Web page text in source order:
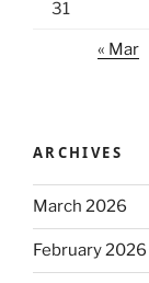
31
« Mar
ARCHIVES
March 2026
February 2026